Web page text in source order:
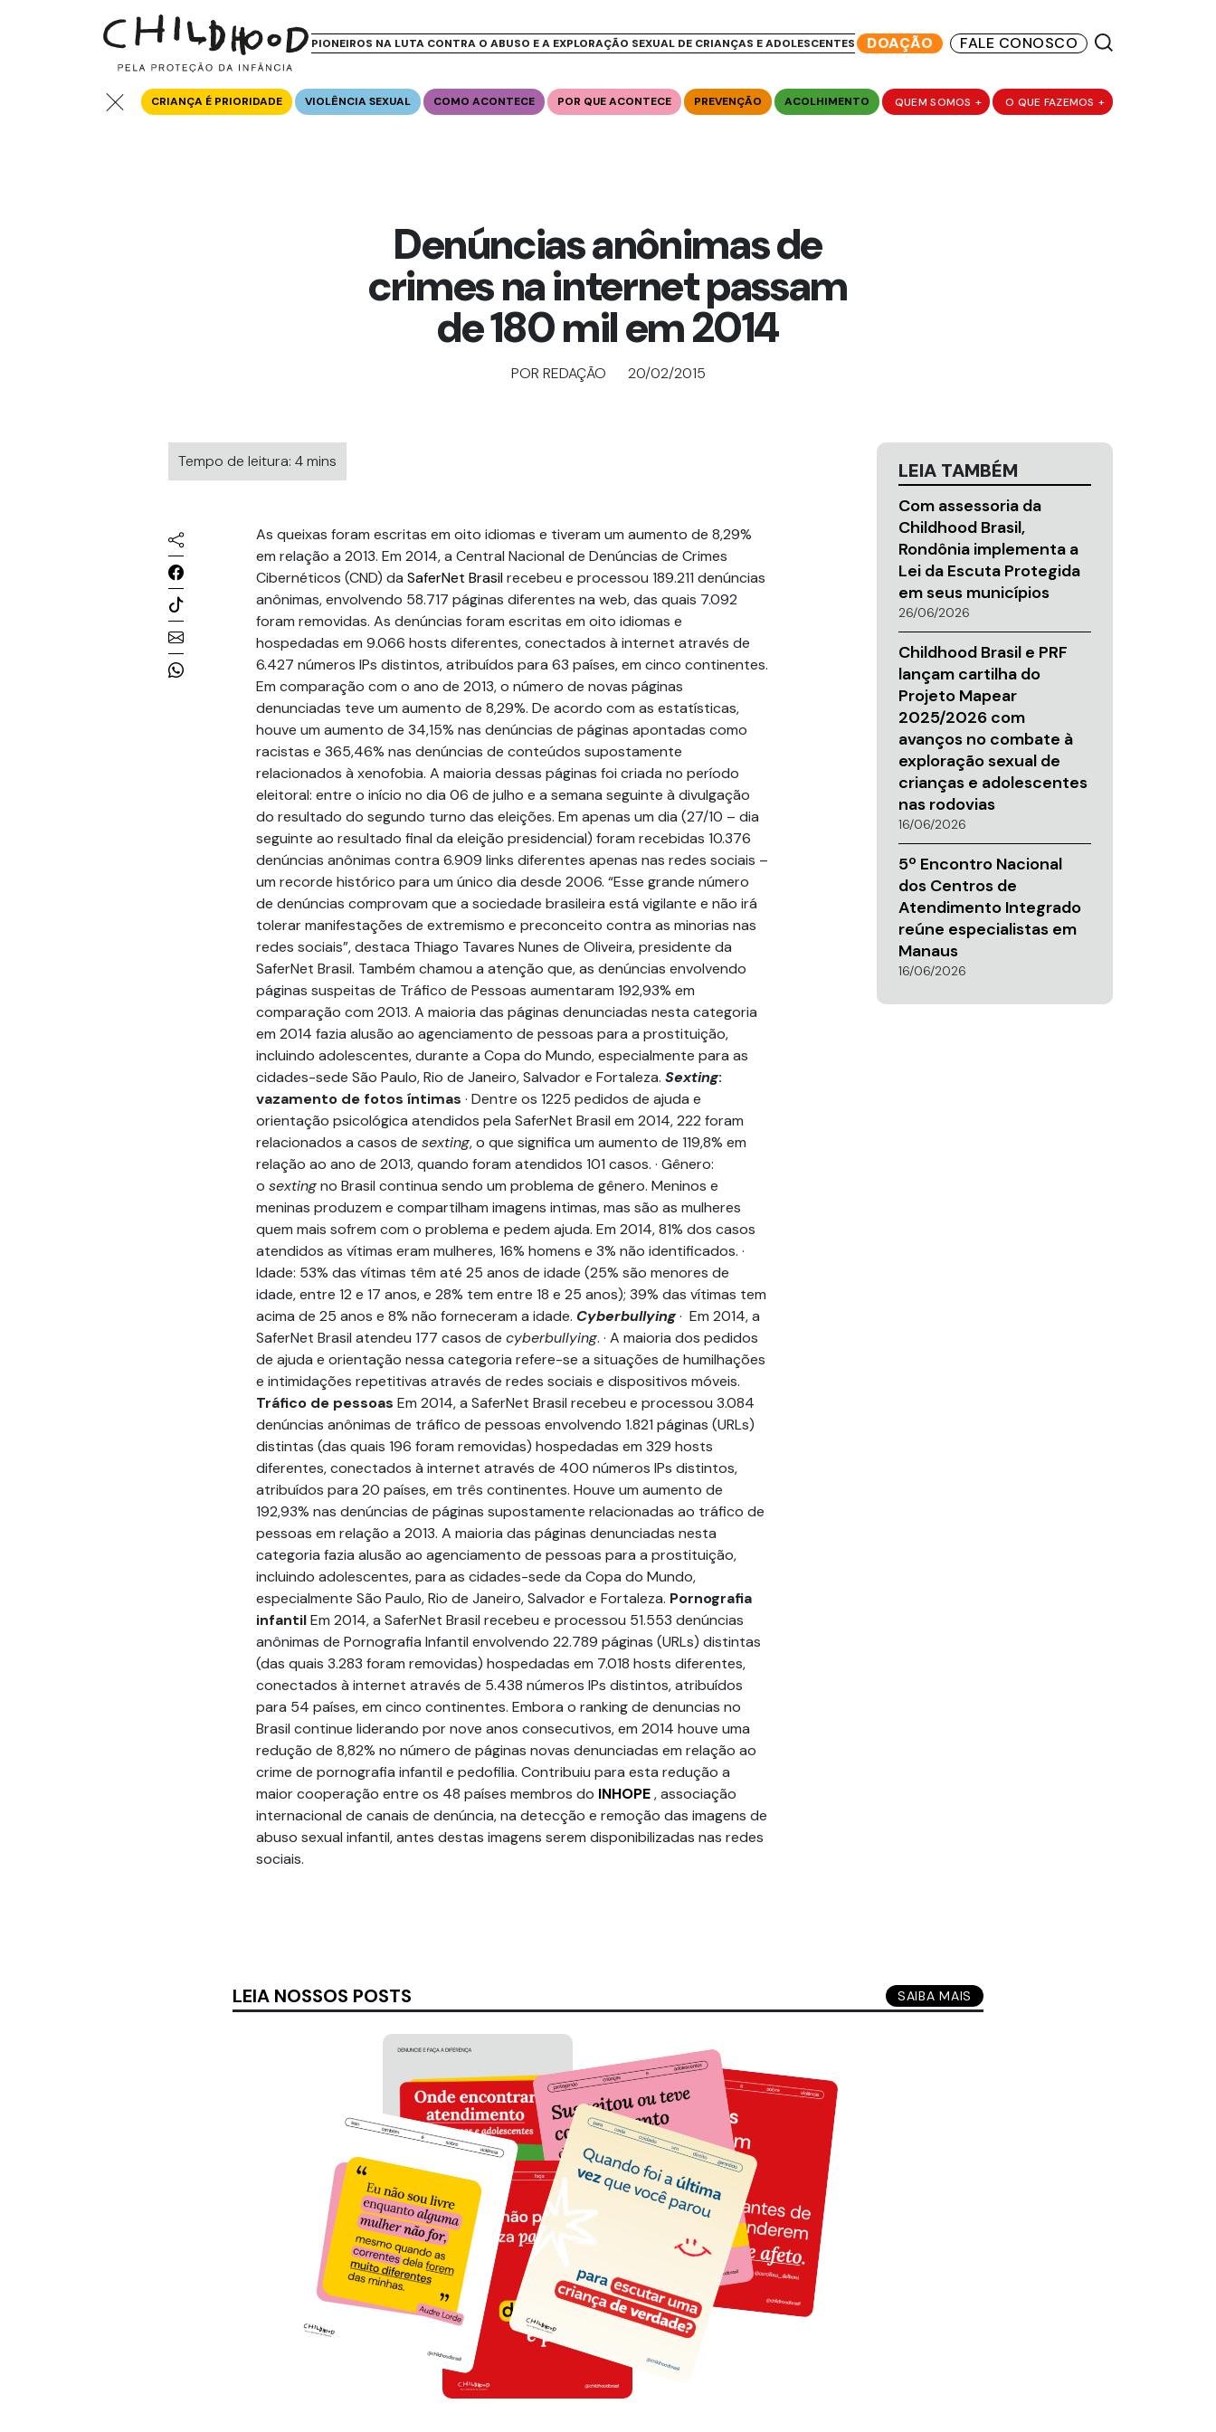
PIONEIROS NA LUTA CONTRA O ABUSO E A EXPLORAÇÃO SEXUAL DE CRIANÇAS E ADOLESCENTES DOAÇÃO FALE CONOSCO
CRIANÇA É PRIORIDADE VIOLÊNCIA SEXUAL COMO ACONTECE POR QUE ACONTECE PREVENÇÃO ACOLHIMENTO QUEM SOMOS + O QUE FAZEMOS +
Denúncias anônimas de
crimes na internet passam
de 180 mil em 2014
POR REDAÇÃO 20/02/2015
Tempo de leitura: 4 mins
As queixas foram escritas em oito idiomas e tiveram um aumento de 8,29%
em relação a 2013. Em 2014, a Central Nacional de Denúncias de Crimes
Cibernéticos (CND) da SaferNet Brasilrecebeu e processou 189.211 denúncias
anônimas, envolvendo 58.717 páginas diferentes na web, das quais 7.092
foram removidas. As denúncias foram escritas em oito idiomas e
hospedadas em 9.066 hosts diferentes, conectados à internet através de
6.427 números IPs distintos, atribuídos para 63 países, em cinco continentes.
Em comparação com o ano de 2013, o número de novas páginas
denunciadas teve um aumento de 8,29%. De acordo com as estatísticas,
houve um aumento de 34,15% nas denúncias de páginas apontadas como
racistas e 365,46% nas denúncias de conteúdos supostamente
relacionados à xenofobia. A maioria dessas páginas foi criada no período
eleitoral: entre o início no dia 06 de julho e a semana seguinte à divulgação
do resultado do segundo turno das eleições. Em apenas um dia (27/10 – dia
seguinte ao resultado final da eleição presidencial) foram recebidas 10.376
denúncias anônimas contra 6.909 links diferentes apenas nas redes sociais –
um recorde histórico para um único dia desde 2006. “Esse grande número
de denúncias comprovam que a sociedade brasileira está vigilante e não irá
tolerar manifestações de extremismo e preconceito contra as minorias nas
redes sociais”, destaca Thiago Tavares Nunes de Oliveira, presidente da
SaferNet Brasil. Também chamou a atenção que, as denúncias envolvendo
páginas suspeitas de Tráfico de Pessoas aumentaram 192,93% em
comparação com 2013. A maioria das páginas denunciadas nesta categoria
em 2014 fazia alusão ao agenciamento de pessoas para a prostituição,
incluindo adolescentes, durante a Copa do Mundo, especialmente para as
cidades-sede São Paulo, Rio de Janeiro, Salvador e Fortaleza. Sexting:
vazamento de fotos íntimas · Dentre os 1225 pedidos de ajuda e
orientação psicológica atendidos pela SaferNet Brasil em 2014, 222 foram
relacionados a casos de sexting, o que significa um aumento de 119,8% em
relação ao ano de 2013, quando foram atendidos 101 casos. · Gênero:
o sextingno Brasil continua sendo um problema de gênero. Meninos e
meninas produzem e compartilham imagens intimas, mas são as mulheres
quem mais sofrem com o problema e pedem ajuda. Em 2014, 81% dos casos
atendidos as vítimas eram mulheres, 16% homens e 3% não identificados. ·
Idade: 53% das vítimas têm até 25 anos de idade (25% são menores de
idade, entre 12 e 17 anos, e 28% tem entre 18 e 25 anos); 39% das vítimas tem
acima de 25 anos e 8% não forneceram a idade. Cyberbullying· Em 2014, a
SaferNet Brasil atendeu 177 casos de cyberbullying. · A maioria dos pedidos
de ajuda e orientação nessa categoria refere-se a situações de humilhações
e intimidações repetitivas através de redes sociais e dispositivos móveis.
Tráfico de pessoas Em 2014, a SaferNet Brasil recebeu e processou 3.084
denúncias anônimas de tráfico de pessoas envolvendo 1.821 páginas (URLs)
distintas (das quais 196 foram removidas) hospedadas em 329 hosts
diferentes, conectados à internet através de 400 números IPs distintos,
atribuídos para 20 países, em três continentes. Houve um aumento de
192,93% nas denúncias de páginas supostamente relacionadas ao tráfico de
pessoas em relação a 2013. A maioria das páginas denunciadas nesta
categoria fazia alusão ao agenciamento de pessoas para a prostituição,
incluindo adolescentes, para as cidades-sede da Copa do Mundo,
especialmente São Paulo, Rio de Janeiro, Salvador e Fortaleza. Pornografia
infantilEm 2014, a SaferNet Brasil recebeu e processou 51.553 denúncias
anônimas de Pornografia Infantil envolvendo 22.789 páginas (URLs) distintas
(das quais 3.283 foram removidas) hospedadas em 7.018 hosts diferentes,
conectados à internet através de 5.438 números IPs distintos, atribuídos
para 54 países, em cinco continentes. Embora o ranking de denuncias no
Brasil continue liderando por nove anos consecutivos, em 2014 houve uma
redução de 8,82% no número de páginas novas denunciadas em relação ao
crime de pornografia infantil e pedofilia. Contribuiu para esta redução a
maior cooperação entre os 48 países membros do INHOPE, associação
internacional de canais de denúncia, na detecção e remoção das imagens de
abuso sexual infantil, antes destas imagens serem disponibilizadas nas redes
sociais.
LEIA TAMBÉM
Com assessoria da
Childhood Brasil,
Rondônia implementa a
Lei da Escuta Protegida
em seus municípios
26/06/2026
Childhood Brasil e PRF
lançam cartilha do
Projeto Mapear
2025/2026 com
avanços no combate à
exploração sexual de
crianças e adolescentes
nas rodovias
16/06/2026
5º Encontro Nacional
dos Centros de
Atendimento Integrado
reúne especialistas em
Manaus
16/06/2026
LEIA NOSSOS POSTS SAIBA MAIS